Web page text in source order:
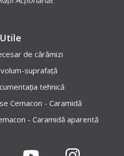
Utile
de cărămizi
suprafață
tehnică
Cemacon - Caramidă
- Caramidă aparentă